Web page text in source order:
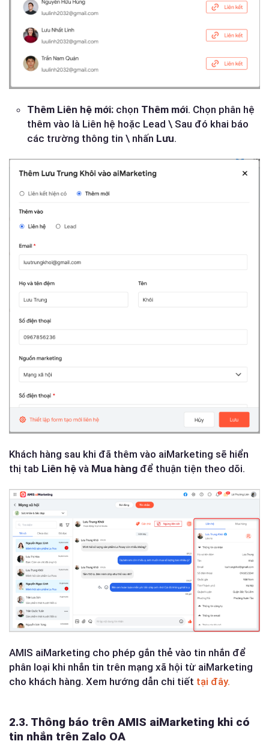
Thêm Liên hệ mới: chọn Thêm mới. Chọn phân hệ
thêm vào là Liên hệ hoặc Lead \ Sau đó khai báo
các trường thông tin \ nhấn Lưu.
Khách hàng sau khi đã thêm vào aiMarketing sẽ hiển
thị tab Liên hệ và Mua hàng để thuận tiện theo dõi.
AMIS aiMarketing cho phép gắn thẻ vào tin nhắn để
phân loại khi nhắn tin trên mạng xã hội từ aiMarketing
cho khách hàng. Xem hướng dẫn chi tiết tại đây.
2.3. Thông báo trên AMIS aiMarketing khi có
tin nhắn trên Zalo OA